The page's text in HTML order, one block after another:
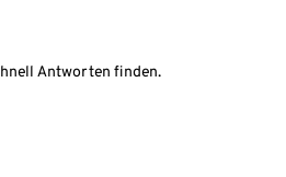
Antworten finden.